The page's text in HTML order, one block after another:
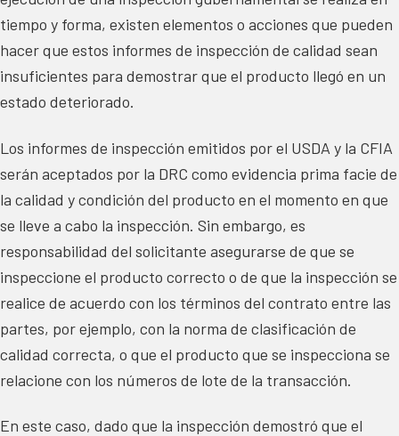
tiempo y forma, existen elementos o acciones que pueden
hacer que estos informes de inspección de calidad sean
insuficientes para demostrar que el producto llegó en un
estado deteriorado.
Los informes de inspección emitidos por el USDA y la CFIA
serán aceptados por la DRC como evidencia prima facie de
la calidad y condición del producto en el momento en que
se lleve a cabo la inspección. Sin embargo, es
responsabilidad del solicitante asegurarse de que se
inspeccione el producto correcto o de que la inspección se
realice de acuerdo con los términos del contrato entre las
partes, por ejemplo, con la norma de clasificación de
calidad correcta, o que el producto que se inspecciona se
relacione con los números de lote de la transacción.
En este caso, dado que la inspección demostró que el